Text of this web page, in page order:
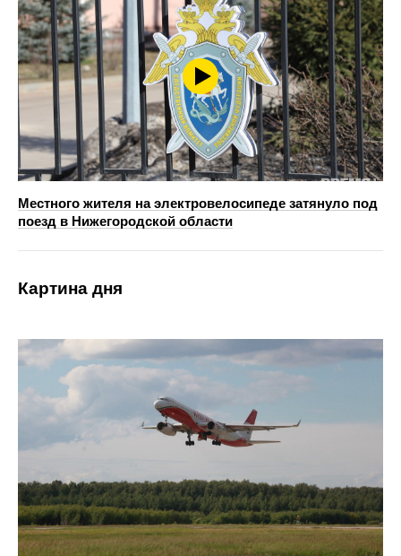
Местного жителя на электровелосипеде затянуло под
поезд в Нижегородской области
Картина дня